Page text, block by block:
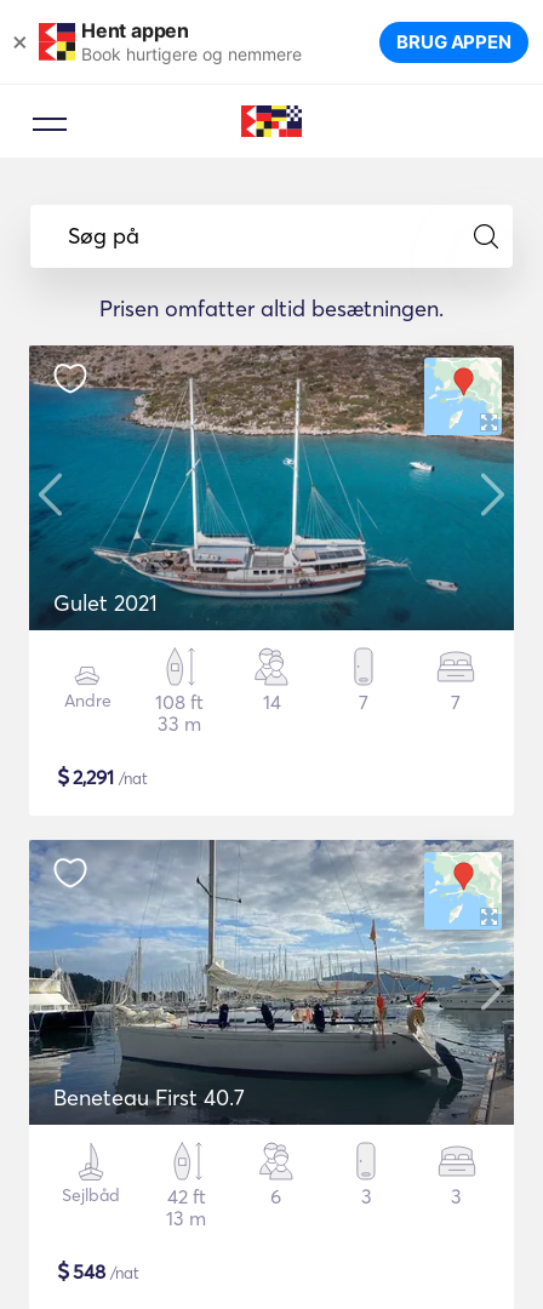
× Hent appen
Book hurtigere og nemmere BRUG APPEN
Søg på
Prisen omfatter altid besætningen.
Gulet 2021
Andre
108 ft
33 m
14 7 7
$2,291 /nat
Beneteau First 40.7
Sejlbåd
42 ft
13 m
6 3 3
$548 /nat